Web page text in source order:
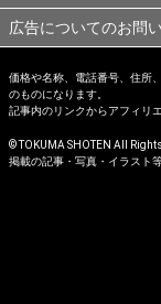
広告についてのお問
価格や名称、電話番号、住所
のものになります。
記事内のリンクからアフィリ
© TOKUMA SHOTEN All
掲載の記事・写真・イラスト